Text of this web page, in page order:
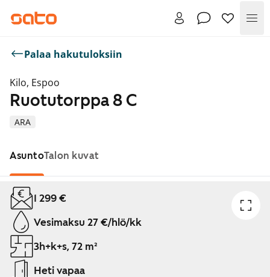
Palaa hakutuloksiin
Kilo, Espoo
ARA
Ruotutorppa 8 C
AsuntoTalon kuvat
Näytetään dia 1 / 1
1 299 €
Vesimaksu 27 €/hlö/kk
3h+k+s, 72 m²
Heti vapaa